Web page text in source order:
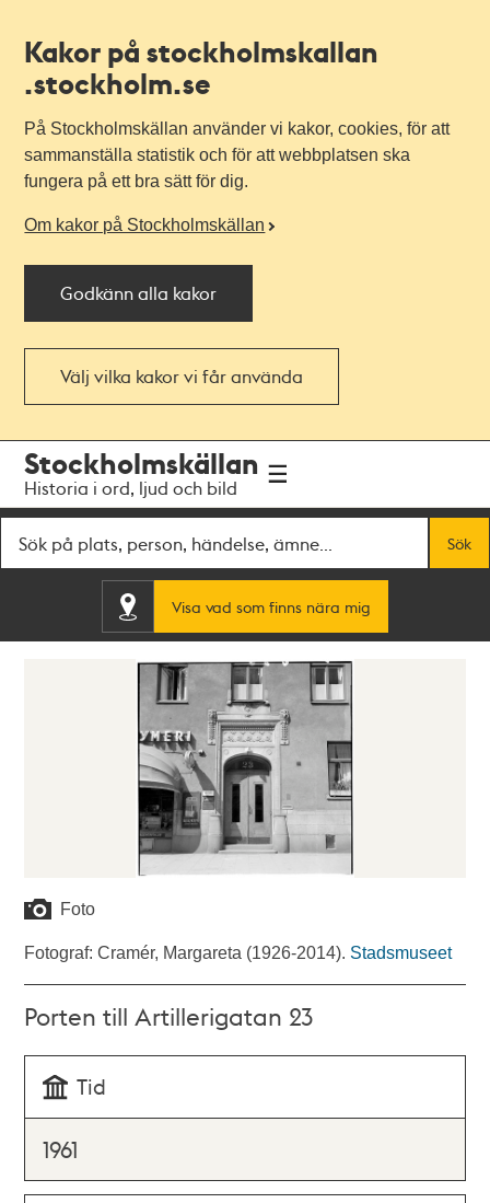
Kakor på stockholmskallan
.stockholm.se
På Stockholmskällan använder vi kakor, cookies, för att
sammanställa statistik och för att webbplatsen ska
fungera på ett bra sätt för dig.
Om kakor på Stockholmskällan
Godkänn alla kakor
Välj vilka kakor vi får använda
navigationen
huvudinnehållet
Stockholmskällan
Historia i ord, ljud och bild
Sök
Visa vad som finns nära mig
Foto
Fotograf: Cramér, Margareta (1926-2014). Stadsmuseet
Porten till Artillerigatan 23
Tid
1961